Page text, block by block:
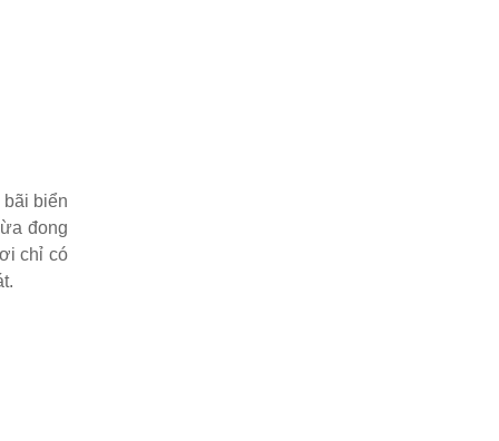
biển
đong
chỉ có